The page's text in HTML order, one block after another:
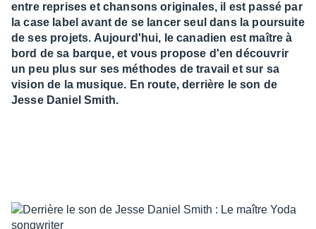
entre reprises et chansons originales, il est passé par
la case label avant de se lancer seul dans la poursuite
de ses projets. Aujourd'hui, le canadien est maître à
bord de sa barque, et vous propose d'en découvrir
un peu plus sur ses méthodes de travail et sur sa
vision de la musique. En route, derrière le son de
Jesse Daniel Smith.